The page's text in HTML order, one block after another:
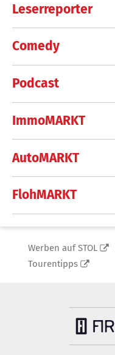
Leserreporter
Comedy
Podcast
ImmoMARKT
AutoMARKT
FlohMARKT
Werben auf STOL
Tourentipps